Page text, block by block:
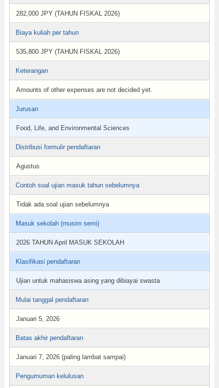
282,000 JPY (TAHUN FISKAL 2026)
Biaya kuliah per tahun
535,800 JPY (TAHUN FISKAL 2026)
Keterangan
Amounts of other expenses are not decided yet.
Jurusan
Food, Life, and Environmental Sciences
Distribusi formulir pendaftaran
Agustus
Contoh soal ujian masuk tahun sebelumnya
Tidak ada soal ujian sebelumnya
Masuk sekolah (musim semi)
2026 TAHUN April MASUK SEKOLAH
Klasifikasi pendaftaran
Ujian untuk mahasiswa asing yang dibiayai swasta
Mulai tanggal pendaftaran
Januari 5, 2026
Batas akhir pendaftaran
Januari 7, 2026 (paling lambat sampai)
Pengumuman kelulusan